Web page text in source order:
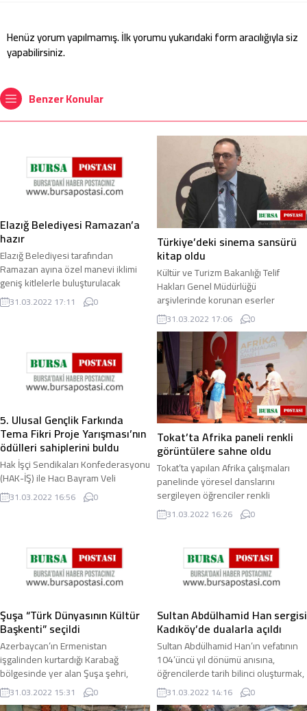
Henüz yorum yapılmamış. İlk yorumu yukarıdaki form aracılığıyla siz
yapabilirsiniz.
Benzer Konular
Elazığ Belediyesi Ramazan’a
hazır
Elazığ Belediyesi tarafından
Ramazan ayına özel manevi iklimi
geniş kitlelerle buluşturulacak
etkinlikler, cumartesi gününden
itibaren başlayacak ...
31.03.2022 17:11 0
Türkiye’deki sinema sansürü
kitap oldu
Kültür ve Turizm Bakanlığı Telif
Hakları Genel Müdürlüğü
arşivlerinde korunan eserler
çerçevesinde hazırlanan ve
Türkiye’deki sinema sansürünü ...
31.03.2022 17:06 0
5. Ulusal Gençlik Farkında
Tema Fikri Proje Yarışması’nın
ödülleri sahiplerini buldu
Hak İşçi Sendikaları Konfederasyonu
(HAK-İŞ) ile Hacı Bayram Veli
Üniversitesi (AHBV) arasında
imzalanan protokol çerçevesinde
31.03.2022 16:56 0
Tokat’ta Afrika paneli renkli
görüntülere sahne oldu
Tokat’ta yapılan Afrika çalışmaları
panelinde yöresel danslarını
sergileyen öğrenciler renkli
görüntüler oluşturdu. Tokat
Gaziosmanpaşa ...
31.03.2022 16:26 0
Şuşa “Türk Dünyasının Kültür
Başkenti” seçildi
Azerbaycan’ın Ermenistan
işgalinden kurtardığı Karabağ
bölgesinde yer alan Şuşa şehri,
2023 yılı "Türk Dünyasının Kültür
Başkenti" seçildi ...
31.03.2022 15:31 0
Sultan Abdülhamid Han sergisi
Kadıköy’de dualarla açıldı
Sultan Abdülhamid Han’ın vefatının
104’üncü yıl dönümü anısına,
öğrencilerde tarih bilinci oluşturmak,
dün ve bugün arasında bağ
kurmalarını ...
31.03.2022 14:16 0